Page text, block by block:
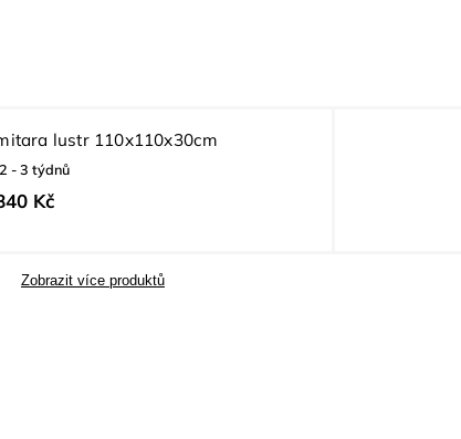
lustr 110x110x30cm
- 3 týdnů
Kč
Zobrazit více produktů